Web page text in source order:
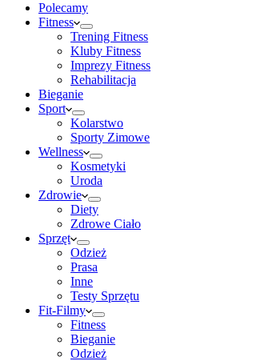
Polecamy
Fitness
Trening Fitness
Kluby Fitness
Imprezy Fitness
Rehabilitacja
Bieganie
Sport
Kolarstwo
Sporty Zimowe
Wellness
Kosmetyki
Uroda
Zdrowie
Diety
Zdrowe Ciało
Sprzęt
Odzież
Prasa
Inne
Testy Sprzętu
Fit-Filmy
Fitness
Bieganie
Odzież